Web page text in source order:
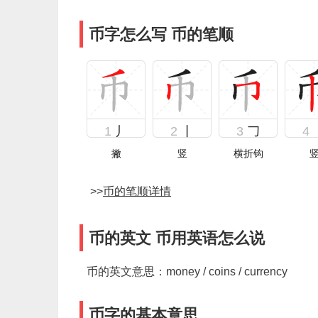
币字怎么写 币的笔顺
1 丿
撇
2
竖
3 𠃌
横折钩
4
>>币的笔顺详情
币的英文 币用英语怎么说
币的英文意思：money / coins / currency